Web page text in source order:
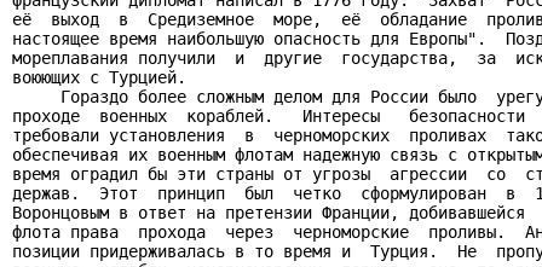
её  выход  в  Средиземное  море,  её  обладание
настоящее время наибольшую опасность для Европы".
мореплавания получили  и  другие  государства,  за
воюющих с Турцией.
Гораздо более сложным делом для России было
проходе  военных  кораблей.   Интересы   безопасности
требовали установления  в  черноморских  проливах
обеспечивая их военным флотам надежную связь с
время оградил бы эти страны от угрозы  агрессии  со
держав.  Этот  принцип  был  четко  сформулирован  в
Воронцовым в ответ на претензии Франции,
флота права  прохода  через  черноморские  проливы.
позиции придерживалась в то время и  Турция.  Не